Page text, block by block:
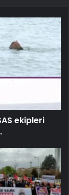
ekipleri